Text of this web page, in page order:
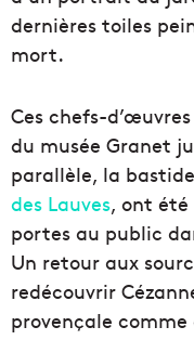
dernières toiles
mort.
Ces chefs-
du musée Granet
parallèle, la
des Lauves, ont
portes au public
Un retour aux
redécouvrir
provençale